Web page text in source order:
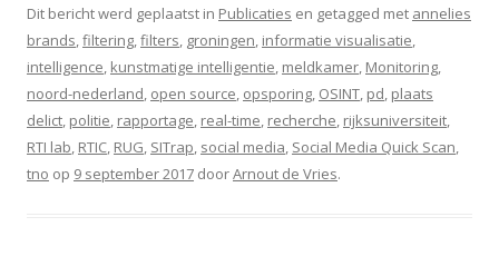
Dit bericht werd geplaatst in Publicaties en getagged met annelies
brands,filtering,filters, groningen, informatie visualisatie,
intelligence, kunstmatige intelligentie, meldkamer, Monitoring,
noord-nederland, open source, opsporing, OSINT, pd, plaats
delict, politie, rapportage, real-time, recherche, rijksuniversiteit,
RTI lab, RTIC, RUG, SITrap, social media, Social Media Quick Scan,
tno op 9 september 2017 doorArnout de Vries.